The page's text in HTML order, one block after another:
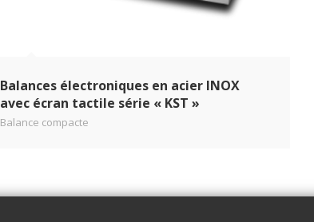
Balances électroniques en acier INOX
avec écran tactile série « KST »
Balance compacte